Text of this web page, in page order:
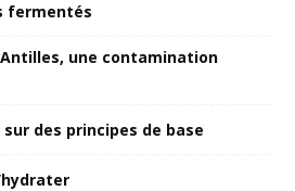
fermentés
une contamination
des principes de base